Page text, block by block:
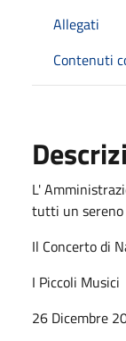
Allegati
Contenuti
L'
tutti un sereno
Il Concerto di
I Piccoli Musici
26 Dicembre